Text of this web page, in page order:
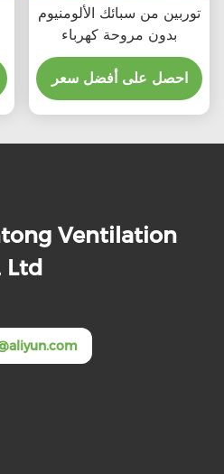
توربين من سبائك الألومنيوم
بدون مروحة كهرباء
احصل على أفضل سعر
Ventilation
Ltd